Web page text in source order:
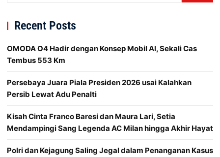
Recent Posts
OMODA O4 Hadir dengan Konsep Mobil AI, Sekali Cas
Tembus 553 Km
Persebaya Juara Piala Presiden 2026 usai Kalahkan
Persib Lewat Adu Penalti
Kisah Cinta Franco Baresi dan Maura Lari, Setia
Mendampingi Sang Legenda AC Milan hingga Akhir Hayat
Polri dan Kejagung Saling Jegal dalam Penanganan Kasus